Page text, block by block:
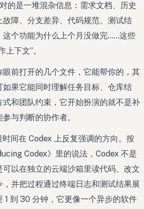
的是一堆混杂信息：需求文档、历史
障、分支差异、代码规范、测试结
这个功能为什么上个月没做完……这些
上下文”。
前打开的几个文件，它能帮你的，其
果它能同时理解任务目标、仓库结
和团队约束，它开始扮演的就不是补
与判断的协作者。
间在 Codex 上反复强调的方向。按
Codex》里的说法，Codex 不是
以在独立的云端沙箱里读代码、改文
并把过程通过终端日志和测试结果展
1 到 30 分钟，它更像一个异步的软件